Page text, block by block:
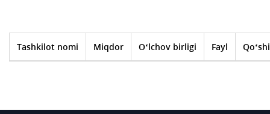
Tashkilot nomi Miqdor O‘lchov birligi Fayl